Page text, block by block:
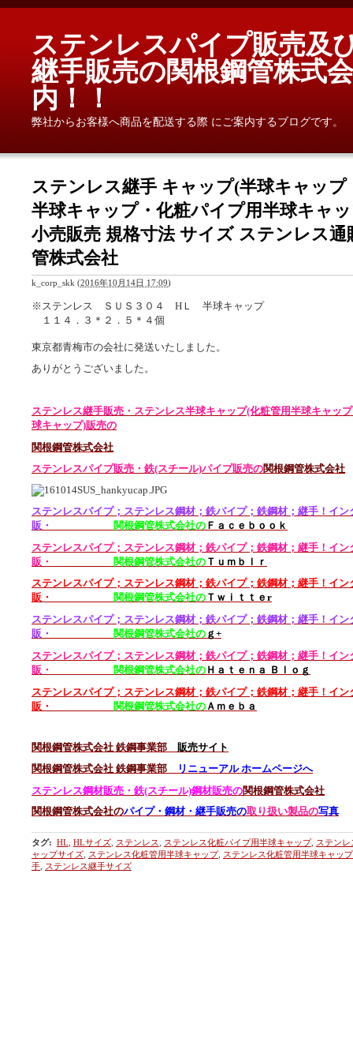
ステンレスパイプ販売及
継手販売の関根鋼管株式
内！！
弊社からお客様へ商品を配送する際 にご案内するブログです。
ステンレス継手 キャップ(半球キャップ
半球キャップ・化粧パイプ用半球キャ
小売販売 規格寸法 サイズ ステンレス通
管株式会社
k_corp_skk (2016年10月14日 17:09)
※ステンレス ＳＵＳ３０４ HＬ 半球キャップ
１１４．３＊２．５＊４個
東京都青梅市の会社に発送いたしました。
ありがとうございました。
ステンレス継手販売・ステンレス半球キャップ(化粧管用半球キャッ
球キャップ)販売の
関根鋼管株式会社
ステンレスパイプ販売・鉄(スチール)パイプ販売の関根鋼管株式会社
ステンレスパイプ；ステンレス鋼材； 鉄パイプ；鉄鋼材；継手！イン
販・
関根鋼管株式会社の Ｆａｃｅｂｏｏｋ
ステンレスパイプ；ステンレス鋼材；鉄パイプ；鉄鋼材；継手！イン
販・ 関根鋼管株式会社の Ｔｕｍｂｌｒ
ステンレスパイプ； ステンレス鋼材；鉄パイプ；鉄鋼材；継手！イン
販・
関根鋼管株式会社の Ｔｗｉｔｔｅr
ステンレスパイプ；ステンレス鋼材； 鉄パイプ；鉄鋼材；継手！イン
販・
関根鋼管株式会社の ｇ+
ステンレスパイプ；ステンレス鋼材；鉄パイプ；鉄鋼材；継手！イン
販・
関根鋼管株式会社の Ｈａｔｅｎａ Ｂｌｏｇ
ステンレスパイプ； ステンレス鋼材；鉄パイプ；鉄鋼材；継手！イン
販・
関根鋼管株式会社の Ａｍｅｂａ
関根鋼管株式会社 鉄鋼事業部 販売サイト
関根鋼管株式会社 鉄鋼事業部
リニューアル ホームページへ
ステンレス鋼材販売・ 鉄(スチール)鋼材販売の関根鋼管株式会社
関根鋼管株式会社のパイプ・鋼材・継手販売の取り扱い製品の写真
タグ: HL, HLサイズ, ステンレス, ステンレス化粧パイプ用半球キャップ, ステン
ャップサイズ, ステンレス化粧管用半球キャップ, ステンレス化粧管用半球キャッ
手, ステンレス継手サイズ